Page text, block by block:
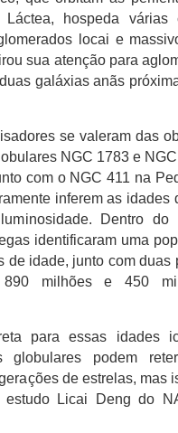
hospeda várias
locai e
sua atenção para
galáxias anãs
se valeram das
NGC 1783 e
com o NGC 411 na
inferem as idades
Dentro do
identificaram uma
de idade, junto com duas
milhões e 450
para essas idades
globulares podem
de estrelas, mas
Licai Deng do